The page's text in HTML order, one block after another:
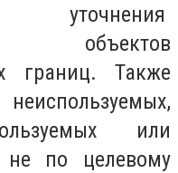
уточнения
объектов
границ. Также
или
не по целевому